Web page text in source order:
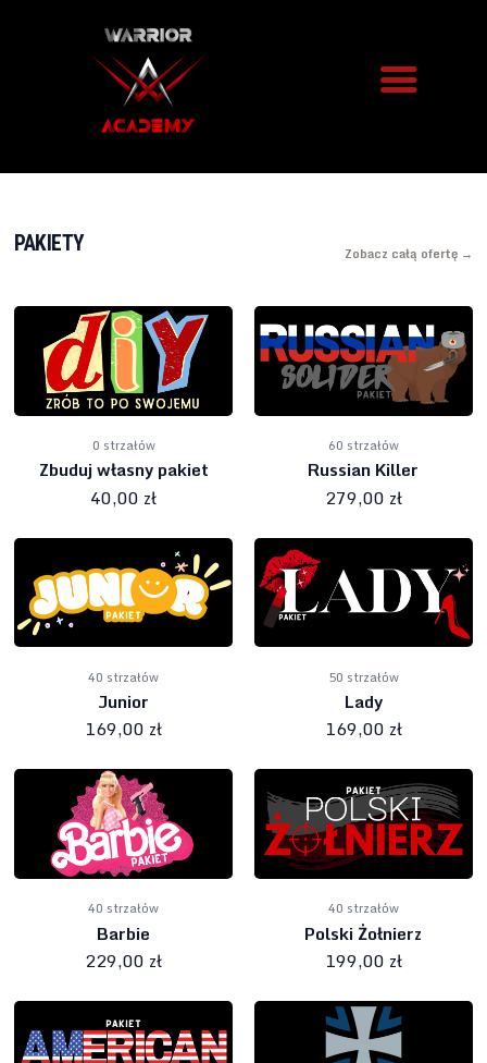
ARSENAŁ
BRONI
O NAS
BLOG
ZAREZERWUJ OŚ KLUB
PAKIETY Zobacz całą ofertę →
0 strzałów
Zbuduj własny pakiet
40,00 zł
60 strzałów
Russian Killer
279,00 zł
40 strzałów
Junior
169,00 zł
50 strzałów
Lady
169,00 zł
40 strzałów
Barbie
229,00 zł
40 strzałów
Polski Żołnierz
199,00 zł